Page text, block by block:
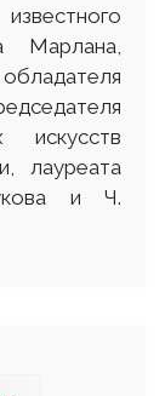
Марлана,
искусств
лауреата
и Ч.